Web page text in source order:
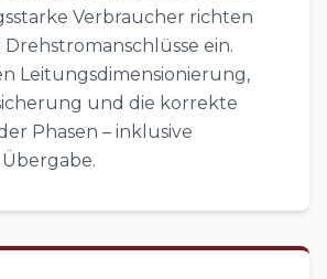
Verbraucher richten
Drehstromanschlüsse ein.
Leitungsdimensionierung,
und die korrekte
Phasen – inklusive